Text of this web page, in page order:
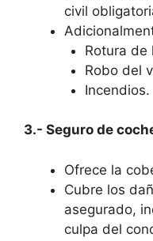
civil
Rotura de
Robo del
Incendios.
3.- Seguro de
Ofrece la
Cubre los
asegurado,
culpa del